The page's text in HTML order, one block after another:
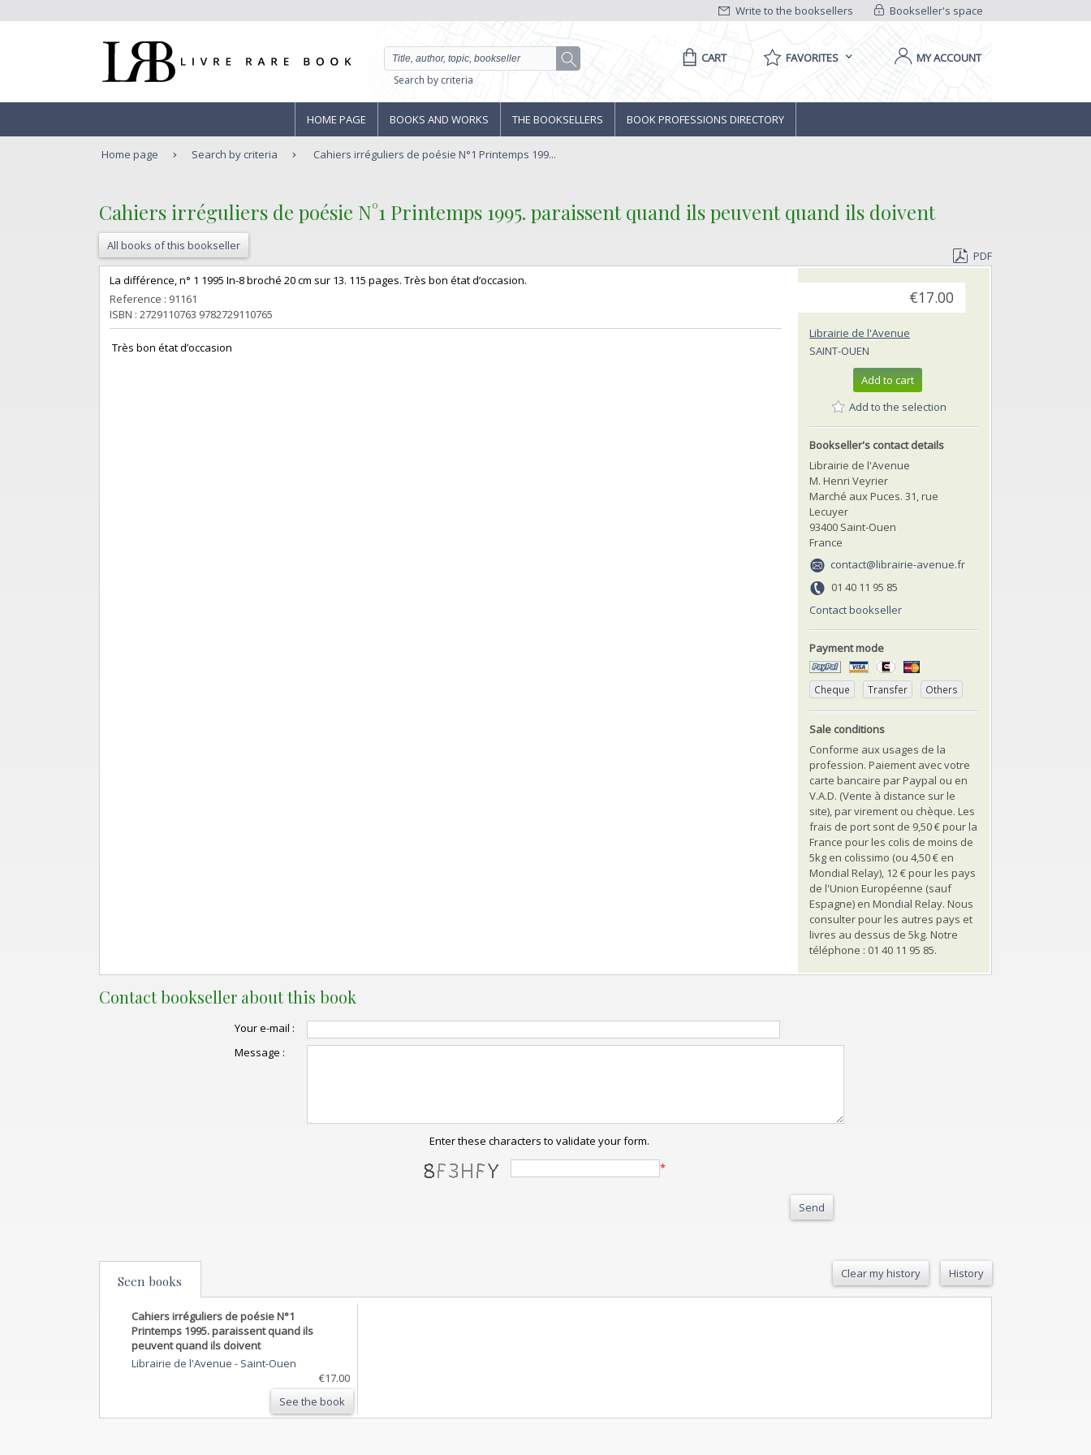
Bookseller's space
Write to the booksellers
Search by criteria
CART FAVORITES MY ACCOUNT
HOME PAGE BOOKS AND WORKS THE BOOKSELLERS BOOK PROFESSIONS DIRECTORY
Home page Search by criteria Cahiers irréguliers de poésie N°1 Printemps 199...
‎Cahiers irréguliers de poésie N°1 Printemps 1995. paraissent quand ils peuvent quand ils doivent‎
All books of this bookseller
PDF
‎La différence, n° 1 1995 In-8 broché 20 cm sur 13. 115 pages. Très bon état d’occasion.‎
Reference : 91161
ISBN : 2729110763 9782729110765
‎ Très bon état d’occasion ‎
€17.00
Librairie de l'Avenue
SAINT-OUEN
Add to cart
Add to the selection
Bookseller's contact details
Librairie de l'Avenue
M. Henri Veyrier
Marché aux Puces. 31, rue
Lecuyer
93400 Saint-Ouen
France
contact@librairie-avenue.fr
01 40 11 95 85
Contact bookseller
Payment mode
Cheque Transfer Others
Sale conditions
Conforme aux usages de la
profession. Paiement avec votre
carte bancaire par Paypal ou en
V.A.D. (Vente à distance sur le
site), par virement ou chèque. Les
frais de port sont de 9,50 € pour la
France pour les colis de moins de
5kg en colissimo (ou 4,50 € en
Mondial Relay), 12 € pour les pays
de l'Union Européenne (sauf
Espagne) en Mondial Relay. Nous
consulter pour les autres pays et
livres au dessus de 5kg. Notre
téléphone : 01 40 11 95 85.
Contact bookseller about this book
Your e-mail :
Message :
Enter these characters to validate your form.
*
Send
Seen books Clear my history History
Cahiers irréguliers de poésie N°1
Printemps 1995. paraissent quand ils
peuvent quand ils doivent
Librairie de l'Avenue - Saint-Ouen
€17.00
See the book